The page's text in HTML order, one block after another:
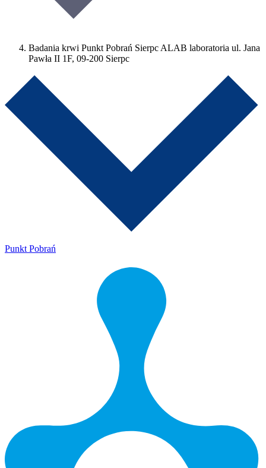
Badania krwi Punkt Pobrań Sierpc ALAB laboratoria ul. Jana
Pawła II 1F, 09-200 Sierpc
Punkt Pobrań